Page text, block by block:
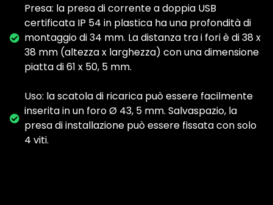
Presa: la presa di corrente a doppia USB
certificata IP 54 in plastica ha una profondità di
montaggio di 34 mm. La distanza tra i fori è di 38 x
38 mm (altezza x larghezza) con una dimensione
piatta di 61 x 50, 5 mm.
Uso: la scatola di ricarica può essere facilmente
inserita in un foro Ø 43, 5 mm. Salvaspazio, la
presa di installazione può essere fissata con solo
4 viti.